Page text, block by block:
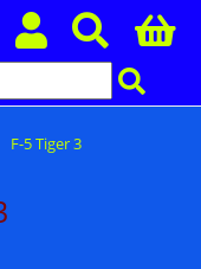
F-5 Tiger 3